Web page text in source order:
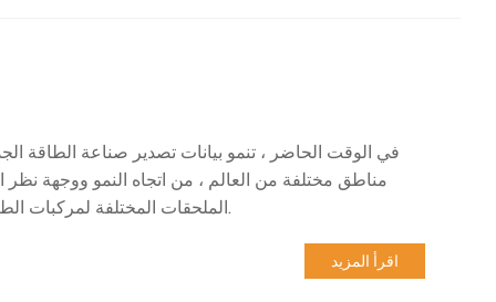
في الوقت الحاضر ، تنمو بيانات تصدير صناعة الطاقة
مناطق مختلفة من العالم ، من اتجاه النمو ووجهة نظر
الملحقات المختلفة لمركبات الطاقة الجديدة هي أحد اتجاهات النمو المستمر في النصف الثاني من العام.
اقرأ المزيد